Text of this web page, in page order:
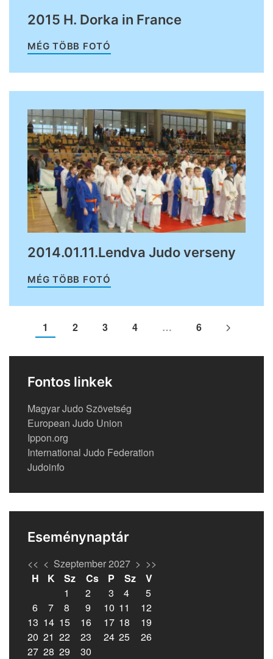
2015 H. Dorka in France
MÉG TÖBB FOTÓ
2014.01.11.Lendva Judo verseny
MÉG TÖBB FOTÓ
1 2 3 4 … 6
Fontos linkek
Magyar Judo Szövetség
European Judo Union
Ippon.org
International Judo Federation
Judoinfo
Eseménynaptár
<< < Szeptember 2027 > >>
H
K Sz Cs P Sz
V
1
2 3 4
5
6
7 8 9 10 11
12
13 14 15 16 17 18
19
20 21 22 23 24 25
26
27 28 29 30